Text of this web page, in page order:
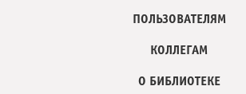
ПОЛЬЗОВАТЕЛЯМ
КОЛЛЕГАМ
О БИБЛИОТЕКЕ